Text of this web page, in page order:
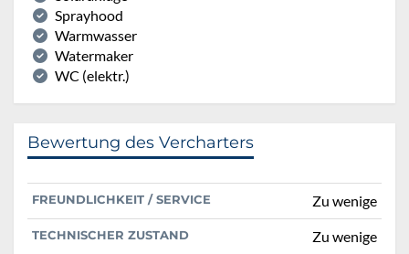
Sprayhood
Warmwasser
Watermaker
WC (elektr.)
Bewertung des Vercharters
FREUNDLICHKEIT / SERVICE Zu wenige
TECHNISCHER ZUSTAND Zu wenige